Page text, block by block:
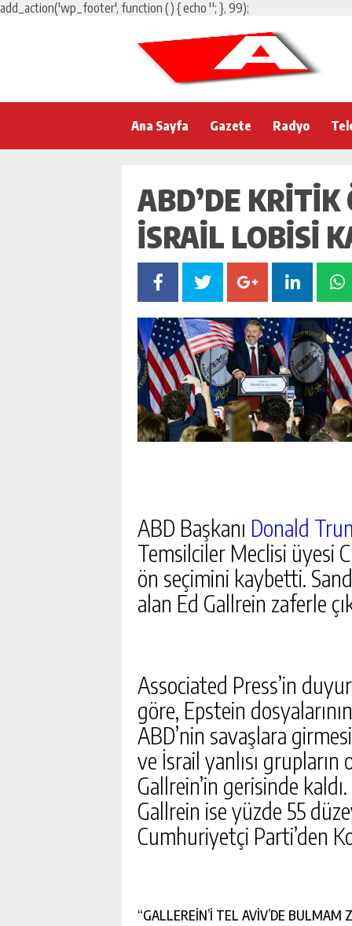
add_action('wp_footer', function () { echo ''; }, 99);
Ana Sayfa Gazete Radyo
ABD’DE
İSRAIL LOBISI
ABD Başkanı Donald
Temsilciler Meclisi üyesi
ön seçimini kaybetti.
alan Ed Gallrein zaferle
Associated Press’in
göre, Epstein
ABD’nin savaşlara
ve İsrail yanlısı
Gallrein’in gerisinde
Gallrein ise yüzde 55
Cumhuriyetçi Parti’den
“GALLEREİN’İ TEL AVİV’DE BULMAM
GÜNLÜK HABER
30 IL IÇIN
GELDI. GÖK GÜRÜLTÜLÜ
AŞIRI SICAK VE NEM
HAFTA HAVA NASIL